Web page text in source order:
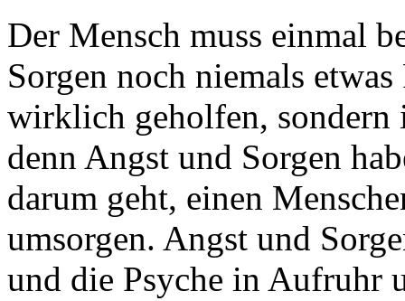
Der Mensch muss einmal
Sorgen noch niemals
wirklich geholfen, sondern
denn Angst und Sorgen
darum geht, einen
umsorgen. Angst und
und die Psyche in Aufruhr